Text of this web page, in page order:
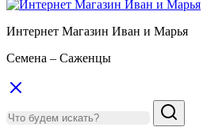
Интернет Магазин Иван и Марья
Семена – Саженцы